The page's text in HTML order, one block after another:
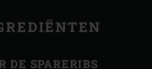
DE SPARERIBS